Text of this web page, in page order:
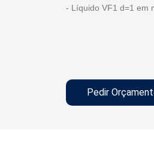
- Líquido VF1 d=1 em
Pedir